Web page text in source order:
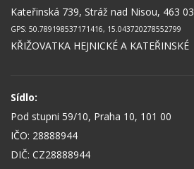
Kateřinská 739, Stráž nad Nisou, 463 03
GPS: 50.789198537171416, 15.043720278552799
KŘIŽOVATKA HEJNICKÉ A KATEŘINSKÉ
Sídlo:
Pod stupni 59/10, Praha 10, 101 00
IČO: 28888944
DIČ: CZ28888944